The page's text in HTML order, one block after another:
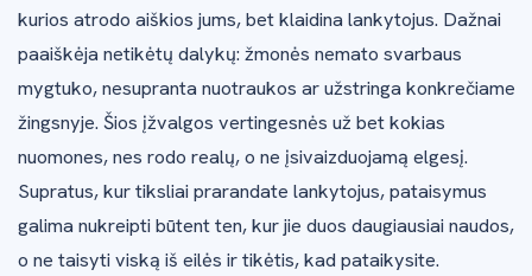
kurios atrodo aiškios jums, bet klaidina lankytojus. Dažnai
paaiškėja netikėtų dalykų: žmonės nemato svarbaus
mygtuko, nesupranta nuotraukos ar užstringa konkrečiame
žingsnyje. Šios įžvalgos vertingesnės už bet kokias
nuomones, nes rodo realų, o ne įsivaizduojamą elgesį.
Supratus, kur tiksliai prarandate lankytojus, pataisymus
galima nukreipti būtent ten, kur jie duos daugiausiai naudos,
o ne taisyti viską iš eilės ir tikėtis, kad pataikysite.